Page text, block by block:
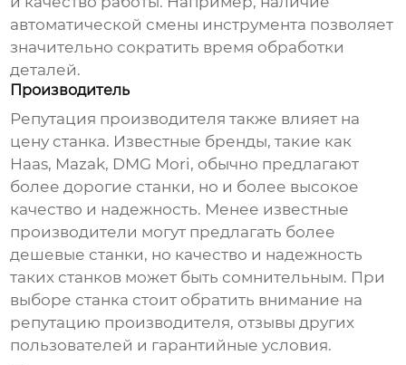
автоматической смены инструмента позволяет
значительно сократить время обработки
деталей.
Производитель
Репутация производителя также влияет на
цену станка. Известные бренды, такие как
Haas, Mazak, DMG Mori, обычно предлагают
более дорогие станки, но и более высокое
качество и надежность. Менее известные
производители могут предлагать более
дешевые станки, но качество и надежность
таких станков может быть сомнительным. При
выборе станка стоит обратить внимание на
репутацию производителя, отзывы других
пользователей и гарантийные условия.